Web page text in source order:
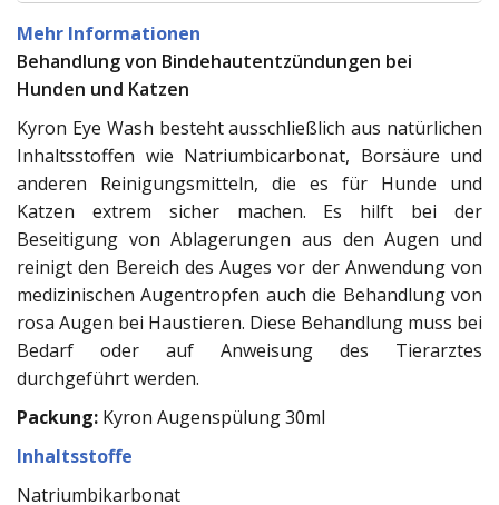
Mehr Informationen
Behandlung von Bindehautentzündungen bei
Hunden und Katzen
Kyron Eye Wash besteht ausschließlich aus natürlichen
Inhaltsstoffen wie Natriumbicarbonat, Borsäure und
anderen Reinigungsmitteln, die es für Hunde und
Katzen extrem sicher machen. Es hilft bei der
Beseitigung von Ablagerungen aus den Augen und
reinigt den Bereich des Auges vor der Anwendung von
medizinischen Augentropfen auch die Behandlung von
rosa Augen bei Haustieren. Diese Behandlung muss bei
Bedarf oder auf Anweisung des Tierarztes
durchgeführt werden.
Packung: Kyron Augenspülung 30ml
Inhaltsstoffe
Natriumbikarbonat